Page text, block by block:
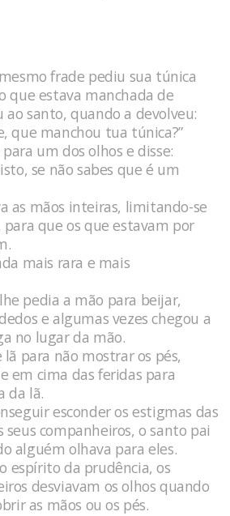
frade pediu sua túnica
que estava manchada de
santo, quando a devolveu:
que manchou tua túnica?”
um dos olhos e disse:
se não sabes que é um
as mãos inteiras, limitando-se
que os que estavam por
mais rara e mais
pedia a mão para beijar,
e algumas vezes chegou a
no lugar da mão.
lã para não mostrar os pés,
em cima das feridas para
da lã.
esconder os estigmas das
seus companheiros, o santo pai
alguém olhava para eles.
espírito da prudência, os
desviavam os olhos quando
as mãos ou os pés.